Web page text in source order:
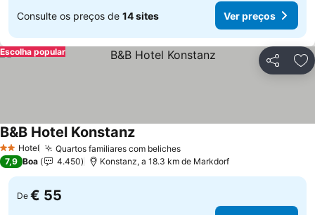
Consulte os preços de 14 sites Ver preços
Partilhar
Escolha popular
2 Estrelas
Hotel Quartos familiares com beliches
B&B Hotel Konstanz
7,9 Boa 4.450 Konstanz, a 18.3 km de Markdorf
De € 55